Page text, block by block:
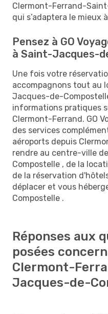
Clermont-Ferrand-
qui s’adaptera le mieux
Pensez à GO
à Saint-Jacques-
Une fois votre
accompagnons tout au
Jacques-de-
informations pratiques
Clermont-Ferrand. GO
des services
aéroports depuis
rendre au centre-ville
Compostelle , de la
de la réservation
déplacer et vous
Compostelle .
Réponses aux
posées
Clermont-
Jacques-de-